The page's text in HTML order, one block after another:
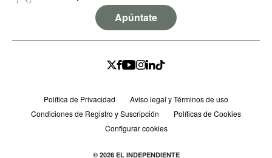
Apúntate
Política de Privacidad
Aviso legal y Términos de uso
Condiciones de Registro y Suscripción
Políticas de Cookies
Configurar cookies
© 2026 EL INDEPENDIENTE